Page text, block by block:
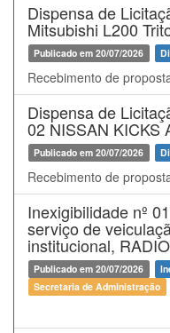
Dispensa de
Mitsubishi L200
Publicado em 20/07/2026
Recebimento de
Dispensa de
02 NISSAN KICKS
Publicado em 20/07/2026
Recebimento de
Inexigibilidade nº
serviço de
institucional,
Publicado em 20/07/2026
Secretaria de Administração